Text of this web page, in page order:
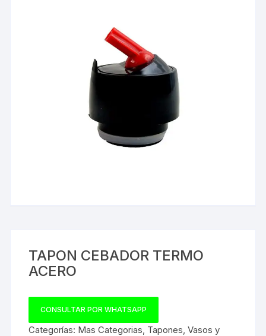
TAPON CEBADOR TERMO
ACERO
CONSULTAR POR WHATSAPP
Categorías: Mas Categorias Tapones ,Vasos y